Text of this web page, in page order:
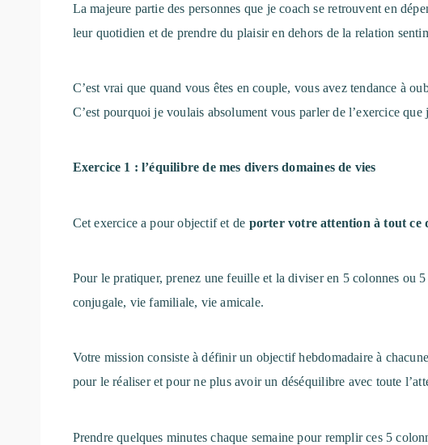
La majeure partie des personnes que je coach se retrouvent en
leur quotidien et de prendre du plaisir en dehors de la relation
C’est vrai que quand vous êtes en couple, vous avez tendance à
C’est pourquoi je voulais absolument vous parler de l’exercice
Exercice 1 : l’équilibre de mes divers domaines de vies
Cet exercice a pour objectif et de porter votre attention à tout ce
Pour le pratiquer, prenez une feuille et la diviser en 5 colonnes ou
conjugale, vie familiale, vie amicale.
Votre mission consiste à définir un objectif hebdomadaire à
pour le réaliser et pour ne plus avoir un déséquilibre avec toute
Prendre quelques minutes chaque semaine pour remplir ces 5